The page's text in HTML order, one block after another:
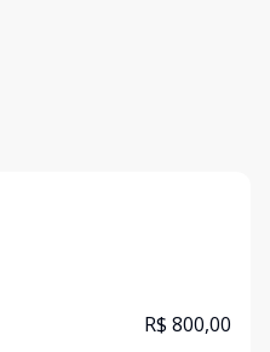
R$ 800,00